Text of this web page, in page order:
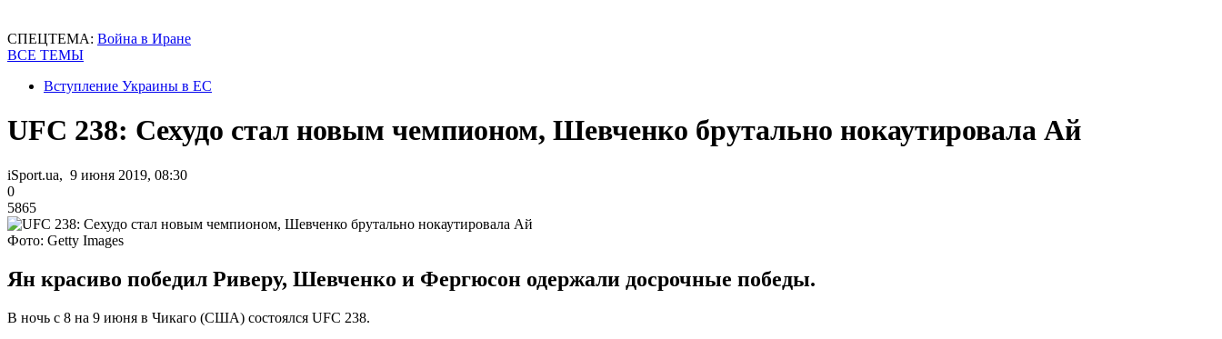
СПЕЦТЕМА: Война в Иране
ВСЕ ТЕМЫ
Вступление Украины в ЕС
UFC 238: Сехудо стал новым чемпионом, Шевченко брутально нокаутировала Ай
iSport.ua, 9 июня 2019, 08:30
0
5865
Фото: Getty Images
Ян красиво победил Риверу, Шевченко и Фергюсон одержали досрочные победы.
В ночь с 8 на 9 июня в Чикаго (США) состоялся UFC 238.